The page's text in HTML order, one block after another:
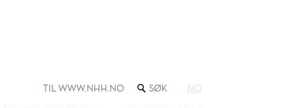
TIL WWW.NHH.NO SØK NO